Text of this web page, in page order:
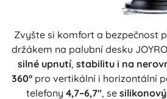
Zvyšte si komfort a bezpečnost
držákem na palubní desku
silné upnutí, stabilitu i na
360°pro vertikální i horizontální
telefony 4,7–6,7", se